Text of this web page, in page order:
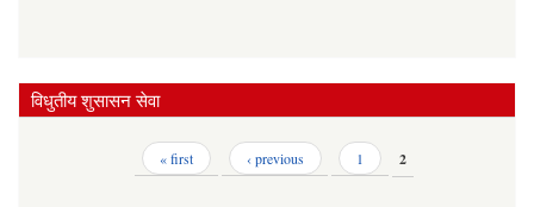
विधुतीय शुसासन सेवा
« first ‹ previous 1 2